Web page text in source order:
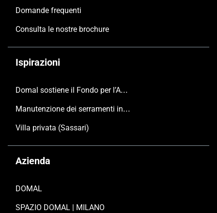
Domande frequenti
Consulta le nostre brochure
Ispirazioni
Domal sostiene il Fondo per l’Ambiente Italiano anche per le Giornate FAI di Primavera 2024
Manutenzione dei serramenti in alluminio
Villa privata (Sassari)
Azienda
DOMAL
SPAZIO DOMAL | MILANO